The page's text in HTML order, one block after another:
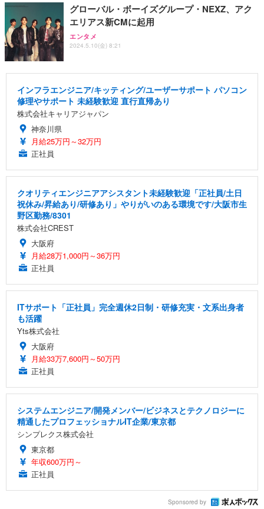
グローバル・ボーイズグループ・NEXZ、アク
エリアス新CMに起用
エンタメ
2024.5.10(金) 8:21
インフラエンジニア/キッティング/ユーザーサポート パソコン
修理やサポート 未経験歓迎 直行直帰あり
株式会社キャリアジャパン
神奈川県
月給25万円～32万円
正社員
クオリティエンジニアアシスタント未経験歓迎「正社員/土日
祝休み/昇給あり/研修あり」やりがいのある環境です/大阪市生
野区勤務/8301
株式会社CREST
大阪府
月給28万1,000円～36万円
正社員
ITサポート「正社員」完全週休2日制・研修充実・文系出身者
も活躍
Yts株式会社
大阪府
月給33万7,600円～50万円
正社員
システムエンジニア/開発メンバー/ビジネスとテクノロジーに
精通したプロフェッショナルIT企業/東京都
シンプレクス株式会社
東京都
年収600万円～
正社員
Sponsored by